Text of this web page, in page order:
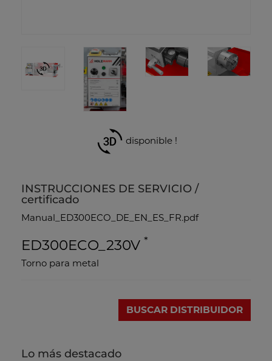
disponible !
INSTRUCCIONES DE SERVICIO /
certificado
Manual_ED300ECO_DE_EN_ES_FR.pdf
ED300ECO_230V *
Torno para metal
BUSCAR DISTRIBUIDOR
Lo más destacado